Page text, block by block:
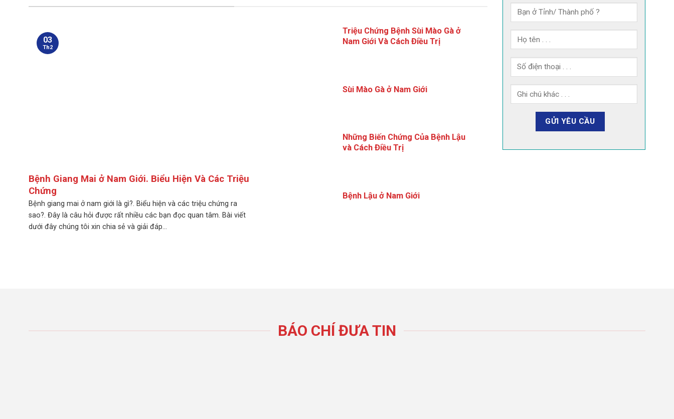
Bệnh Giang Mai ở Nam Giới. Biểu Hiện Và Các Triệu
Chứng
Bệnh giang mai ở nam giới là gì?. Biểu hiện và các triệu chứng ra
sao?. Đây là câu hỏi được rất nhiều các bạn đọc quan tâm. Bài viết
dưới đây chúng tôi xin chia sẻ và giải đáp...
03
Th2
Triệu Chứng Bệnh Sùi Mào Gà ở
Nam Giới Và Cách Điều Trị
Sùi Mào Gà ở Nam Giới
Những Biến Chứng Của Bệnh Lậu
và Cách Điều Trị
Bệnh Lậu ở Nam Giới
BÁO CHÍ ĐƯA TIN